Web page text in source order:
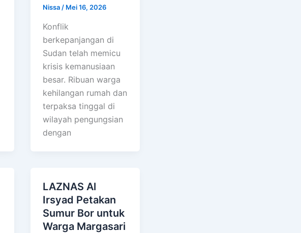
Nissa/ Mei 16, 2026
Konflik
berkepanjangan di
Sudan telah memicu
krisis kemanusiaan
besar. Ribuan warga
kehilangan rumah dan
terpaksa tinggal di
wilayah pengungsian
dengan
LAZNAS Al
Irsyad Petakan
Sumur Bor untuk
Warga Margasari